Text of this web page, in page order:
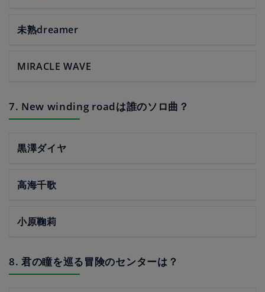
未熟dreamer
MIRACLE WAVE
7. New winding roadは誰のソロ曲？
黒澤ダイヤ
高海千歌
小原鞠莉
8. 君の瞳を巡る冒険のセンターは？